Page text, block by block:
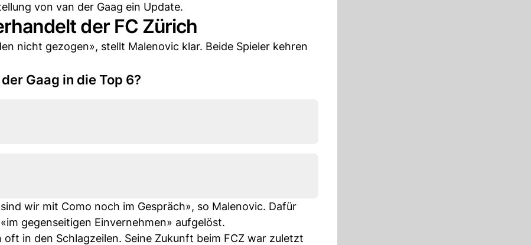
von van der Gaag ein Update.
der FC Zürich
nicht gezogen», stellt Malenovic klar. Beide Spieler kehren
Gaag in die Top 6?
wir mit Como noch im Gespräch», so Malenovic. Dafür
gegenseitigen Einvernehmen» aufgelöst.
in den Schlagzeilen. Seine Zukunft beim FCZ war zuletzt